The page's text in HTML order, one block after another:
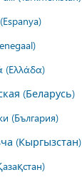
(Ελλάδα)
(Беларусь)
(България)
(Кыргызстан)